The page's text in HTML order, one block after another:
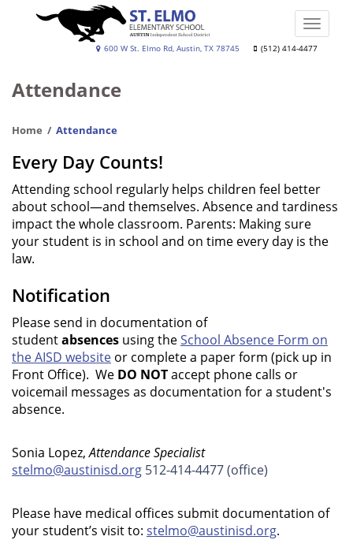
Elementary
600 W St. Elmo Rd, Austin, TX 78745 (512) 414-4477
Toggle
Attendance
Home Attendance
Every Day Counts!
Attending school regularly helps children feel better
about school—and themselves. Absence and tardiness
impact the whole classroom. Parents: Making sure
your student is in school and on time every day is the
law.
Notification
Please send in documentation of
studentabsences using theSchool Absence Form on
the AISD website or complete a paper form (pick up in
Front Office). We DO NOTaccept phone calls or
voicemail messages as documentation for a student's
absence.
Sonia Lopez,Attendance Specialist
stelmo@austinisd.org 512-414-4477 (office)
Please have medical offices submit documentation of
your student’s visit to: stelmo@austinisd.org.